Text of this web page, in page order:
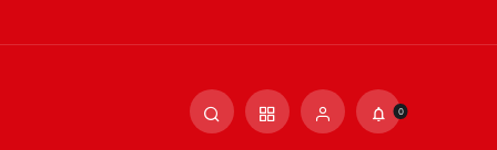
0